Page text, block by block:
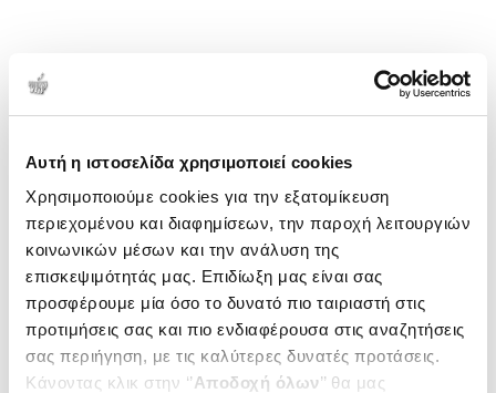
Αυτή η ιστοσελίδα χρησιμοποιεί cookies
Χρησιμοποιούμε cookies για την εξατομίκευση
περιεχομένου και διαφημίσεων, την παροχή λειτουργιών
κοινωνικών μέσων και την ανάλυση της
επισκεψιμότητάς μας. Επιδίωξη μας είναι σας
προσφέρουμε μία όσο το δυνατό πιο ταιριαστή στις
προτιμήσεις σας και πιο ενδιαφέρουσα στις αναζητήσεις
σας περιήγηση, με τις καλύτερες δυνατές προτάσεις.
Κάνοντας κλικ στην ‘’Αποδοχή όλων’’ θα μας